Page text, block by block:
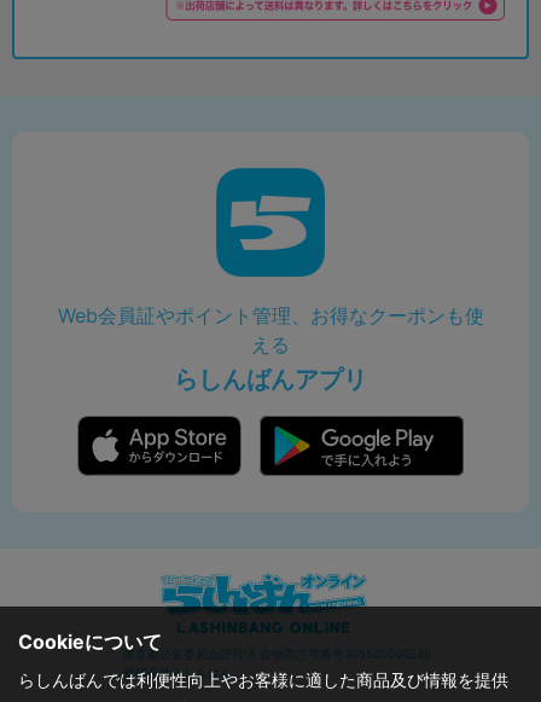
Web会員証やポイント管理、お得なクーポンも使
える
らしんばんアプリ
東京都公安委員会許可済 古物商許可番号305500206246
株式会社らしんばん
Cookieについて
らしんばんでは利便性向上やお客様に適した商品及び情報を提供